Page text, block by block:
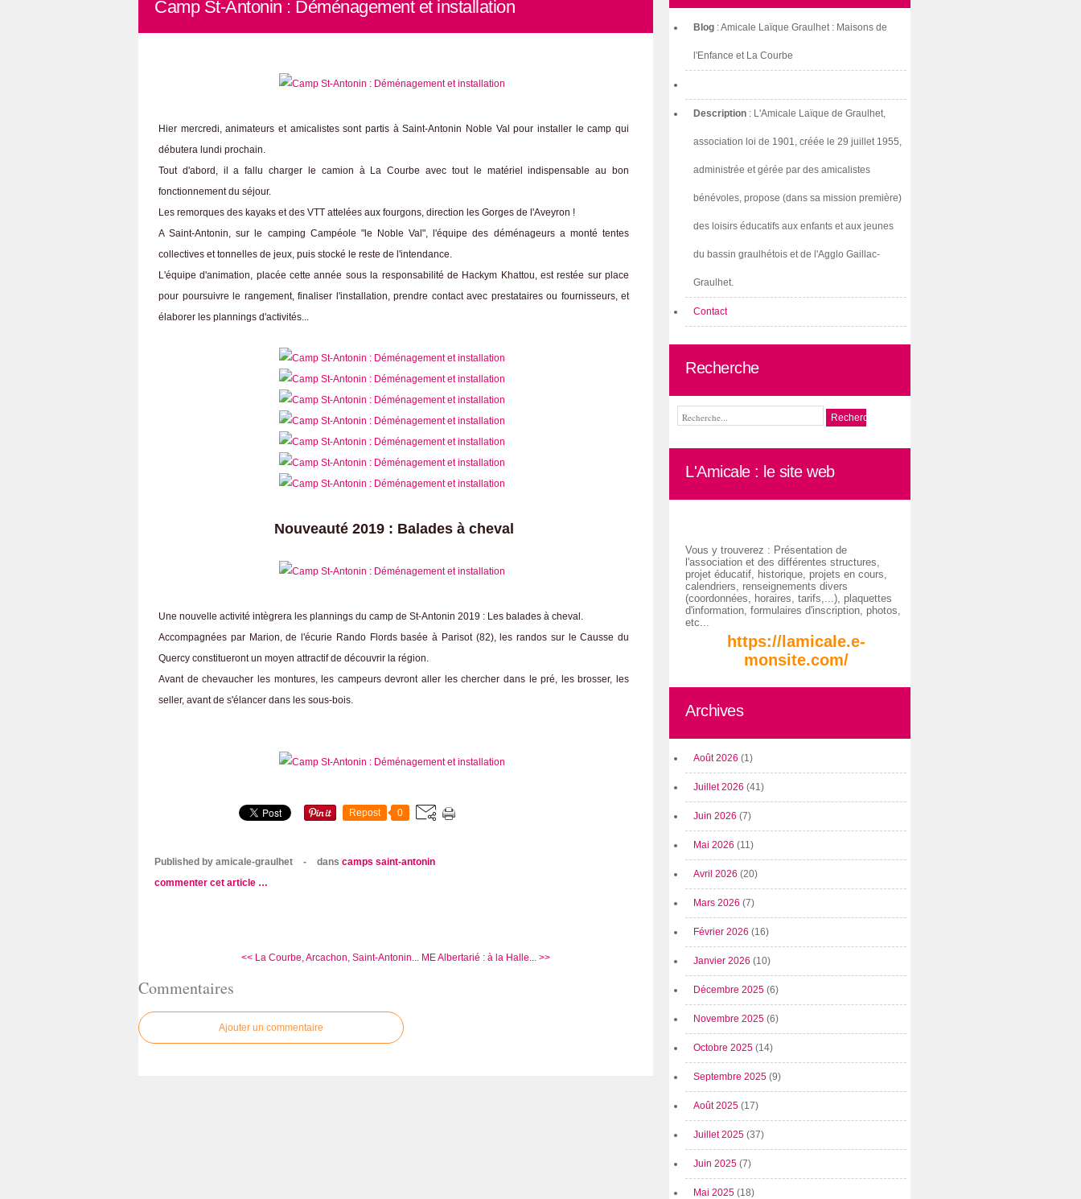
Camp St-Antonin : Déménagement et installation
Hier mercredi, animateurs et amicalistes sont partis à Saint-Antonin Noble Val pour installer le camp qui
débutera lundi prochain.
Tout d'abord, il a fallu charger le camion à La Courbe avec tout le matériel indispensable au bon
fonctionnement du séjour.
Les remorques des kayaks et des VTT attelées aux fourgons, direction les Gorges de l'Aveyron !
A Saint-Antonin, sur le camping Campéole "le Noble Val", l'équipe des déménageurs a monté tentes
collectives et tonnelles de jeux, puis stocké le reste de l'intendance.
L'équipe d'animation, placée cette année sous la responsabilité de Hackym Khattou, est restée sur place
pour poursuivre le rangement, finaliser l'installation, prendre contact avec prestataires ou fournisseurs, et
élaborer les plannings d'activités...
Nouveauté 2019 : Balades à cheval
Une nouvelle activité intègrera les plannings du camp de St-Antonin 2019 : Les balades à cheval.
Accompagnées par Marion, de l'écurie Rando Flords basée à Parisot (82), les randos sur le Causse du
Quercy constitueront un moyen attractif de découvrir la région.
Avant de chevaucher les montures, les campeurs devront aller les chercher dans le pré, les brosser, les
seller, avant de s'élancer dans les sous-bois.
Repost 0
Published by amicale-graulhet - dans camps saint-antonin
commenter cet article …
<< La Courbe, Arcachon, Saint-Antonin... ME Albertarié : à la Halle... >>
Commentaires
Ajouter un commentaire
Blog : Amicale Laïque Graulhet : Maisons de
l'Enfance et La Courbe
Description : L'Amicale Laïque de Graulhet,
association loi de 1901, créée le 29 juillet 1955,
administrée et gérée par des amicalistes
bénévoles, propose (dans sa mission première)
des loisirs éducatifs aux enfants et aux jeunes
du bassin graulhétois et de l'Agglo Gaillac-
Graulhet.
Contact
Recherche
L'Amicale : le site web
Vous y trouverez : Présentation de
l'association et des différentes structures,
projet éducatif, historique, projets en cours,
calendriers, renseignements divers
(coordonnées, horaires, tarifs,...), plaquettes
d'information, formulaires d'inscription, photos,
etc...
https://lamicale.e-
monsite.com/
Archives
Août 2026 (1)
Juillet 2026 (41)
Juin 2026 (7)
Mai 2026 (11)
Avril 2026 (20)
Mars 2026 (7)
Février 2026 (16)
Janvier 2026 (10)
Décembre 2025 (6)
Novembre 2025 (6)
Octobre 2025 (14)
Septembre 2025 (9)
Août 2025 (17)
Juillet 2025 (37)
Juin 2025 (7)
Mai 2025 (18)